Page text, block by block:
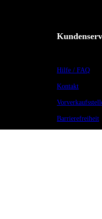
Hilfe / FAQ
Kontakt
Barrierefreiheit